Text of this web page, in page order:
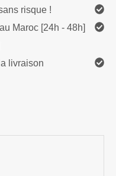
risque !
Maroc [24h - 48h]
livraison